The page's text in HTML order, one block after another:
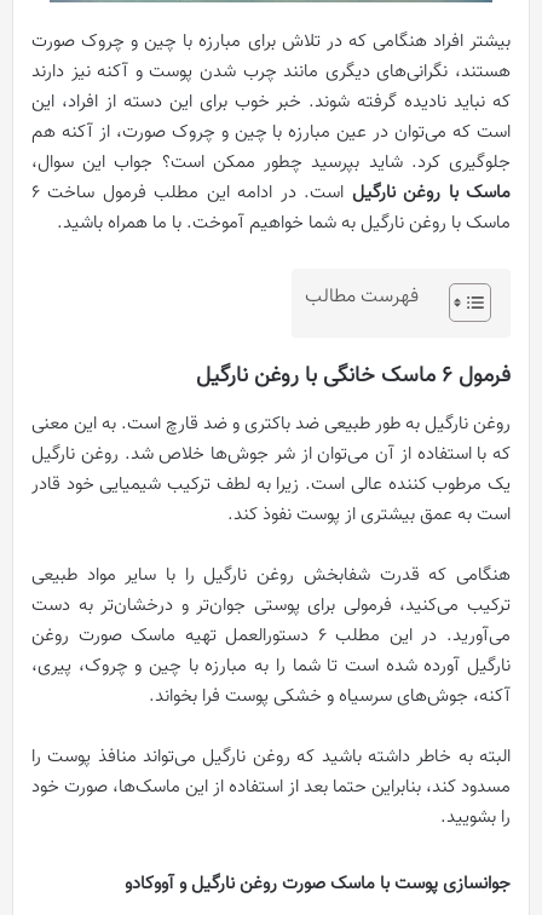
بیشتر افراد هنگامی که در تلاش برای مبارزه با چین و چروک صورت
هستند، نگرانی‌های دیگری مانند چرب شدن پوست و آکنه نیز دارند
که نباید نادیده گرفته شوند. خبر خوب برای این دسته از افراد، این
است که می‌توان در عین مبارزه با چین و چروک صورت، از آکنه هم
جلوگیری کرد. شاید بپرسید چطور ممکن است؟ جواب این سوال،
ماسک با روغن نارگیل
است. در ادامه این مطلب فرمول ساخت 6
ماسک با روغن نارگیل به شما خواهیم آموخت. با ما همراه باشید.
فهرست مطالب
فرمول 6 ماسک خانگی با روغن نارگیل
روغن نارگیل به طور طبیعی ضد باکتری و ضد قارچ است. به این معنی
که با استفاده از آن می‌توان از شر جوش‌ها خلاص شد. روغن نارگیل
یک مرطوب کننده عالی است. زیرا به لطف ترکیب شیمیایی خود قادر
است به عمق بیشتری از پوست نفوذ کند.
هنگامی که قدرت شفابخش روغن نارگیل را با سایر مواد طبیعی
ترکیب می‌کنید، فرمولی برای پوستی جوان‌تر و درخشان‌تر به دست
می‌آورید. در این مطلب ۶ دستورالعمل تهیه ماسک صورت روغن
نارگیل آورده شده است تا شما را به مبارزه با چین و چروک، پیری،
آکنه، جوش‌های سرسیاه و خشکی پوست فرا بخواند.
البته به خاطر داشته باشید که روغن نارگیل می‌تواند منافذ پوست را
مسدود کند، بنابراین حتما بعد از استفاده از این ماسک‌ها، صورت خود
را بشویید.
جوانسازی پوست با ماسک صورت روغن نارگیل و آووکادو